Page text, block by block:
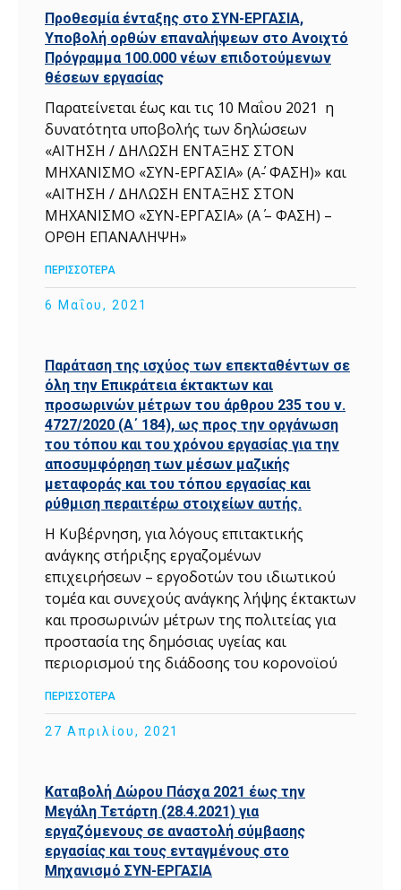
Προθεσμία ένταξης στο ΣΥΝ-ΕΡΓΑΣΙΑ,
Υποβολή ορθών επαναλήψεων στο Ανοιχτό
Πρόγραμμα 100.000 νέων επιδοτούμενων
θέσεων εργασίας
Παρατείνεται έως και τις 10 Μαΐου 2021 η
δυνατότητα υποβολής των δηλώσεων
«ΑΙΤΗΣΗ / ΔΗΛΩΣΗ ΕΝΤΑΞΗΣ ΣΤΟΝ
ΜΗΧΑΝΙΣΜΟ «ΣΥΝ-ΕΡΓΑΣΙΑ» (Α΄- ΦΑΣΗ)» και
«ΑΙΤΗΣΗ / ΔΗΛΩΣΗ ΕΝΤΑΞΗΣ ΣΤΟΝ
ΜΗΧΑΝΙΣΜΟ «ΣΥΝ-ΕΡΓΑΣΙΑ» (Α΄ – ΦΑΣΗ) –
ΟΡΘΗ ΕΠΑΝΑΛΗΨΗ»
ΠΕΡΙΣΣΟΤΕΡΑ
6 Μαΐου, 2021
Παράταση της ισχύος των επεκταθέντων σε
όλη την Επικράτεια έκτακτων και
προσωρινών μέτρων του άρθρου 235 του ν.
4727/2020 (Α΄ 184), ως προς την οργάνωση
του τόπου και του χρόνου εργασίας για την
αποσυμφόρηση των μέσων μαζικής
μεταφοράς και του τόπου εργασίας και
ρύθμιση περαιτέρω στοιχείων αυτής.
Η Κυβέρνηση, για λόγους επιτακτικής
ανάγκης στήριξης εργαζομένων
επιχειρήσεων – εργοδοτών του ιδιωτικού
τομέα και συνεχούς ανάγκης λήψης έκτακτων
και προσωρινών μέτρων της πολιτείας για
προστασία της δημόσιας υγείας και
περιορισμού της διάδοσης του κορονοϊού
ΠΕΡΙΣΣΟΤΕΡΑ
27 Απριλίου, 2021
Καταβολή Δώρου Πάσχα 2021 έως την
Μεγάλη Τετάρτη (28.4.2021) για
εργαζόμενους σε αναστολή σύμβασης
εργασίας και τους ενταγμένους στο
Mηχανισμό ΣΥΝ-ΕΡΓΑΣΙΑ